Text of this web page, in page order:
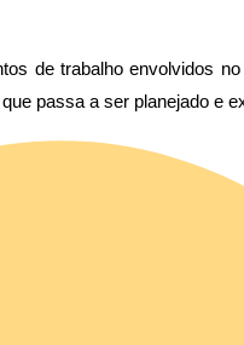
de trabalho envolvidos
passa a ser planejado e